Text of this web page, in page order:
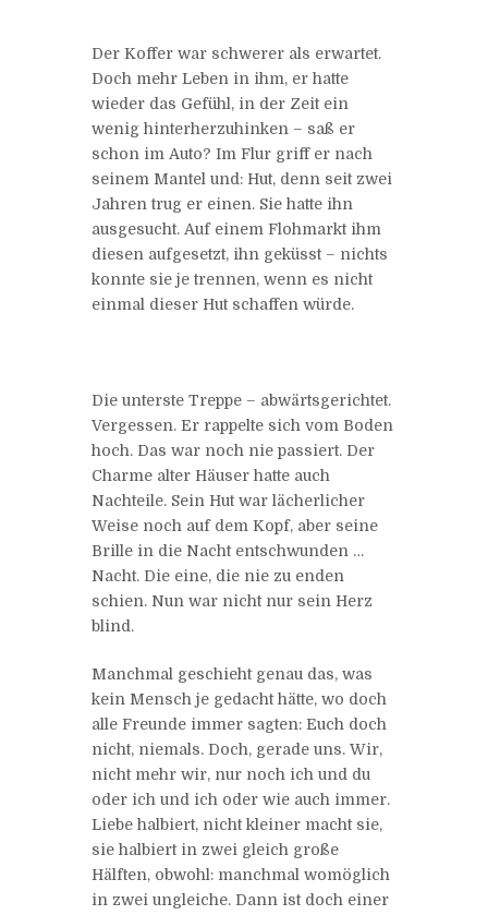
Der Koffer war schwerer als erwartet.
Doch mehr Leben in ihm, er hatte
wieder das Gefühl, in der Zeit ein
wenig hinterherzuhinken – saß er
schon im Auto? Im Flur griff er nach
seinem Mantel und: Hut, denn seit zwei
Jahren trug er einen. Sie hatte ihn
ausgesucht. Auf einem Flohmarkt ihm
diesen aufgesetzt, ihn geküsst – nichts
konnte sie je trennen, wenn es nicht
einmal dieser Hut schaffen würde.
Die unterste Treppe – abwärtsgerichtet.
Vergessen. Er rappelte sich vom Boden
hoch. Das war noch nie passiert. Der
Charme alter Häuser hatte auch
Nachteile. Sein Hut war lächerlicher
Weise noch auf dem Kopf, aber seine
Brille in die Nacht entschwunden …
Nacht. Die eine, die nie zu enden
schien. Nun war nicht nur sein Herz
blind.
Manchmal geschieht genau das, was
kein Mensch je gedacht hätte, wo doch
alle Freunde immer sagten: Euch doch
nicht, niemals. Doch, gerade uns. Wir,
nicht mehr wir, nur noch ich und du
oder ich und ich oder wie auch immer.
Liebe halbiert, nicht kleiner macht sie,
sie halbiert in zwei gleich große
Hälften, obwohl: manchmal womöglich
in zwei ungleiche. Dann ist doch einer